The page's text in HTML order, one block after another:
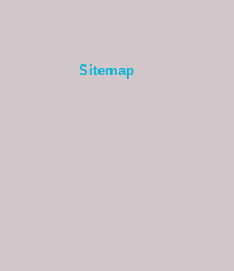
Sitemap